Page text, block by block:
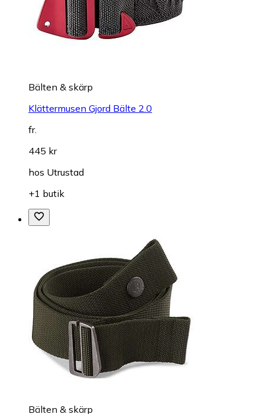
Bälten & skärp
Klättermusen Gjord Bälte 2.0
fr.
445 kr
hos Utrustad
+1 butik
Bälten & skärp